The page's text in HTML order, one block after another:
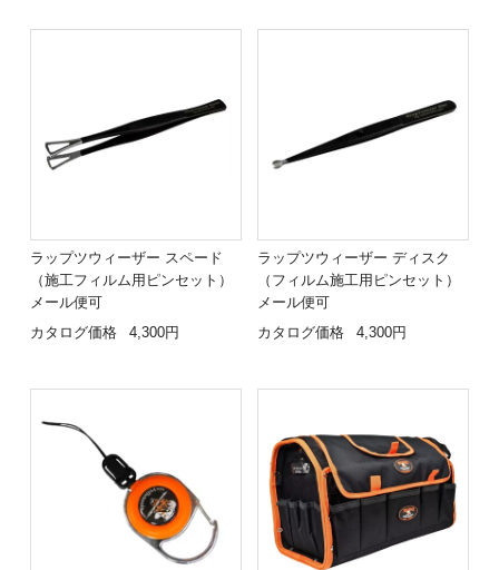
ラップツウィーザー スペード
（施工フィルム用ピンセット）
メール便可
カタログ価格
4,300円
ラップツウィーザー ディスク
（フィルム施工用ピンセット）
メール便可
カタログ価格
4,300円